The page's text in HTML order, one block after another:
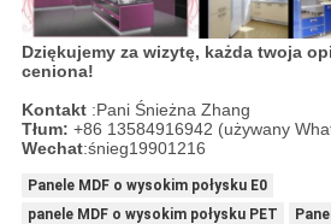
Dziękujemy za wizytę, każda twoja
ceniona!
Kontakt:Pani Śnieżna Zhang
Tłum: +86 13584916942 (używany
Wechat:śnieg19901216
Panele MDF o wysokim połysku E0
panele MDF o wysokim połysku PET